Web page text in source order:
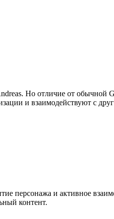
Но отличие от обычной
и взаимодействуют с
персонажа и активное
контент.